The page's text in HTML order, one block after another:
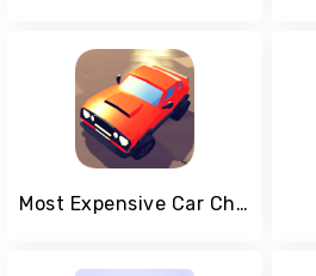
Most Expensive Car Chase Game